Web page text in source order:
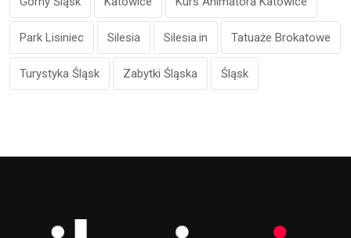
Park Lisiniec Silesia Silesia.in Tatuaże Brokatowe
Turystyka Śląsk Zabytki Śląska Śląsk